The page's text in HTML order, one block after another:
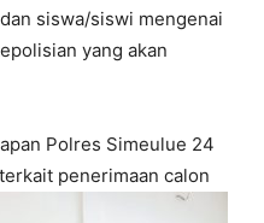
siswa/siswi mengenai
yang akan
Polres Simeulue 24
penerimaan calon